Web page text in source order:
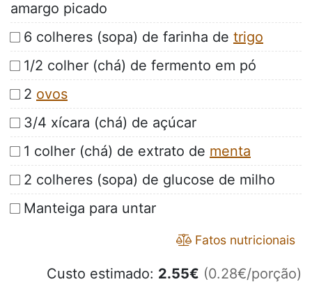
amargo picado
6 colheres (sopa) de farinha de trigo
1/2 colher (chá) de fermento em pó
2 ovos
3/4 xícara (chá) de açúcar
1 colher (chá) de extrato de menta
2 colheres (sopa) de glucose de milho
Manteiga para untar
Fatos nutricionais
Custo estimado: 2.55€ (0.28€/porção)